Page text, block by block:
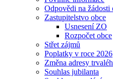
Odpovědi na žádosti
Zastupitelstvo obce
Usnesení ZO
Rozpočet obce
Střet zájmů
Poplatky v roce 2026
Změna adresy
Souhlas jubilanta